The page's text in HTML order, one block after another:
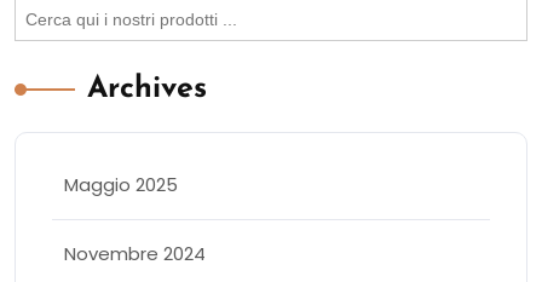
Search
for:
Archives
Maggio 2025
Novembre 2024